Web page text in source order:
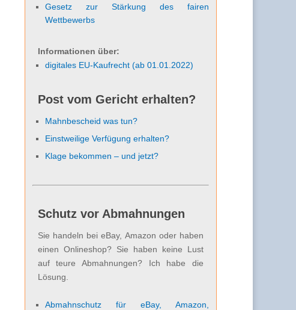
Gesetz zur Stärkung des fairen
Wettbewerbs
Informationen über:
digitales EU-Kaufrecht (ab 01.01.2022)
Post vom Gericht erhalten?
Mahnbescheid was tun?
Einstweilige Verfügung erhalten?
Klage bekommen – und jetzt?
Schutz vor Abmahnungen
Sie handeln bei eBay, Amazon oder haben
einen Onlineshop? Sie haben keine Lust
auf teure Abmahnungen? Ich habe die
Lösung.
Abmahnschutz für eBay, Amazon,